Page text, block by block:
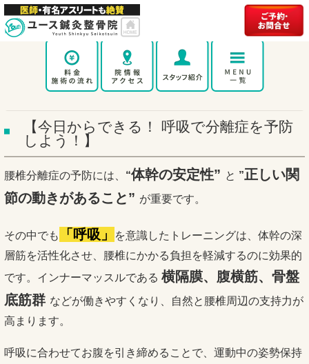
【今日からできる！ 呼吸で分離症を予防
しよう！】
腰椎分離症の予防には、 “体幹の安定性” と ”正しい関
節の動きがあること” が重要です。
その中でも 「呼吸」
を意識したトレーニングは、体幹の深
層筋を活性化させ、腰椎にかかる負担を軽減するのに効果的
です。インナーマッスルである 横隔膜、 腹横筋、骨盤
底筋群 などが働きやすくなり、自然と腰椎周辺の支持力が
高まります。
呼吸に合わせてお腹を引き締めることで、運動中の姿勢保持